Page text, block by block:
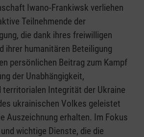
Iwano-Frankiwsk verliehen
Teilnehmende der
die dank ihres freiwilligen
ihrer humanitären Beteiligung
persönlichen Beitrag zum Kampf
der Unabhängigkeit,
territorialen Integrität der Ukraine
ukrainischen Volkes geleistet
Auszeichnung erhalten. Im Fokus
wichtige Dienste, die die